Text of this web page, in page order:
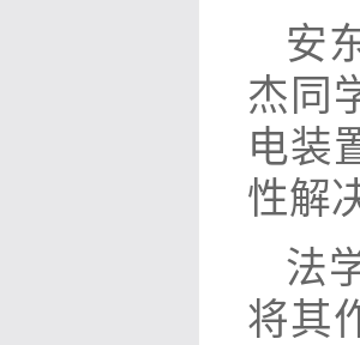
安
杰同
电装
性解
法
将其